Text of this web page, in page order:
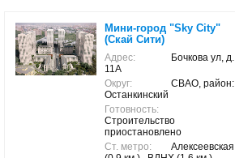
Мини-город "Sky City"
(Скай Сити)
Адрес:
Бочкова ул, д.
11А
Округ:
СВАО, район:
Останкинский
Готовность:
Строительство
приостановлено
Ст. метро:
Алексеевская